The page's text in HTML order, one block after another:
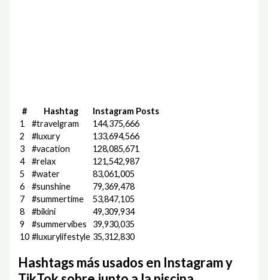
# Hashtag
Instagram Posts
1
#travelgram
144,375,666
2
#luxury
133,694,566
3
#vacation
128,085,671
4
#relax
121,542,987
5
#water
83,061,005
6
#sunshine
79,369,478
7
#summertime
53,847,105
8
#bikini
49,309,934
9
#summervibes
39,930,035
10 #luxurylifestyle 35,312,830
Hashtags más usados en Instagram y